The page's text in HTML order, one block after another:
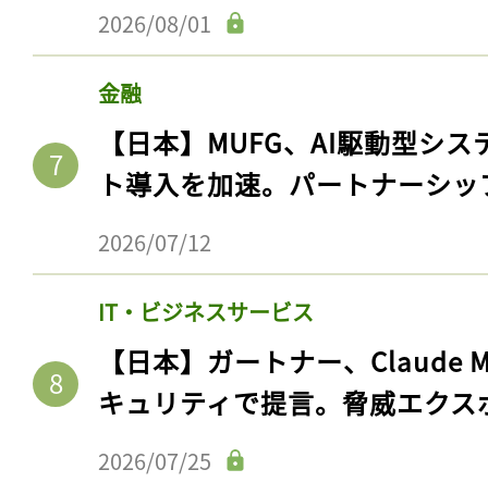
2026/08/01
金融
【日本】MUFG、AI駆動型シ
ト導入を加速。パートナーシ
2026/07/12
IT・ビジネスサービス
【日本】ガートナー、Claude
キュリティで提言。脅威エク
2026/07/25